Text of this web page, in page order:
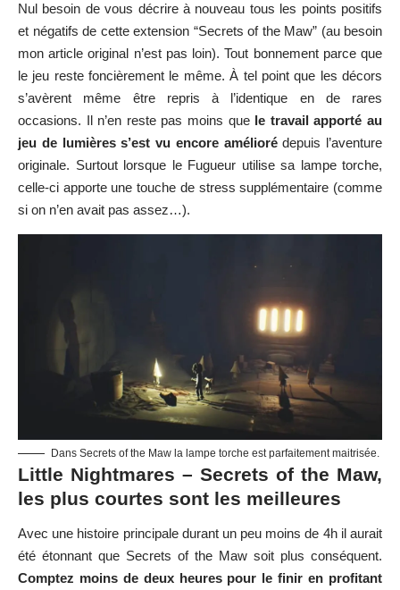
Nul besoin de vous décrire à nouveau tous les points positifs
et négatifs de cette extension “Secrets of the Maw” (au besoin
mon article original n’est pas loin). Tout bonnement parce que
le jeu reste foncièrement le même. À tel point que les décors
s’avèrent même être repris à l’identique en de rares
occasions. Il n’en reste pas moins que le travail apporté au
jeu de lumières s’est vu encore améliorédepuis l’aventure
originale. Surtout lorsque le Fugueur utilise sa lampe torche,
celle-ci apporte une touche de stress supplémentaire (comme
si on n’en avait pas assez…).
Dans Secrets of the Maw la lampe torche est parfaitement maitrisée.
Little Nightmares – Secrets of the Maw,
les plus courtes sont les meilleures
Avec une histoire principale durant un peu moins de 4h il aurait
été étonnant que Secrets of the Maw soit plus conséquent.
Comptez moins de deux heures pour le finir en profitant